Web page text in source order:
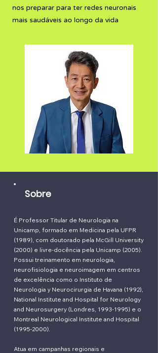
nos preparar para ter redes neuronais
mais saudáveis ao longo da vida
Sobre
É Professor Titular de Neurologia na
Unicamp, formado em Medicina pela UFPR
(1989), com doutorado pela McGill University
(2000) e livre-docência pela Unicamp (2005).
Possui treinamento em neurologia,
neurofisiologia e neuroimagem em centros
de excelência como o Instituto de
Neurologia y Neurocirurgia de Havana (1992),
National Institute and Hospital for Neurology
and Neurosurgery (Londres, 1993-1995) e o
Montreal Neurological Institute and Hospital
(1995-2000).
Atua em campanhas regionais e